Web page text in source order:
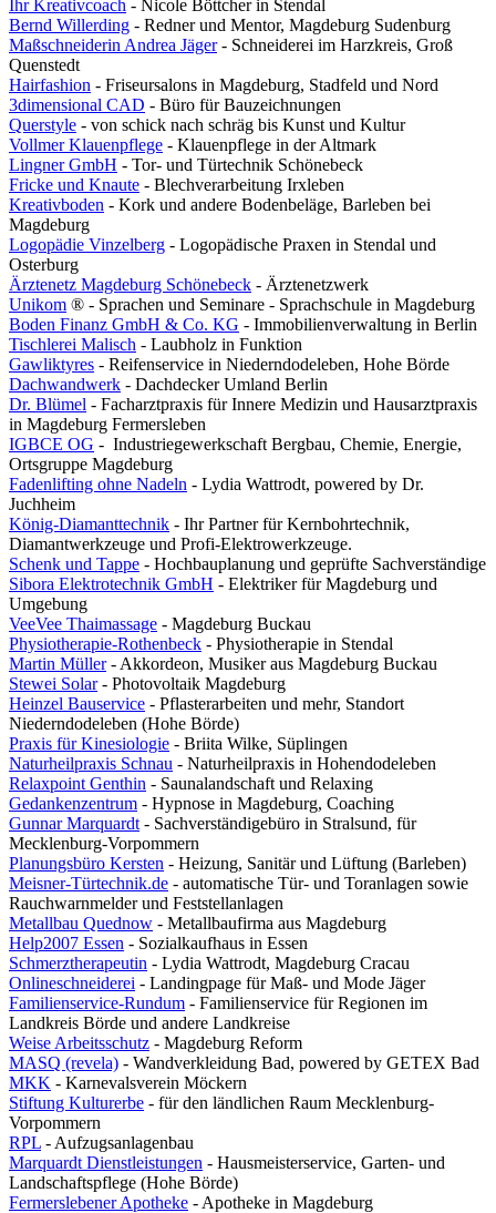
Ihr Kreativcoach - Nicole Böttcher in Stendal
Bernd Willerding - Redner und Mentor, Magdeburg Sudenburg
Maßschneiderin Andrea Jäger- Schneiderei im Harzkreis, Groß
Quenstedt
Hairfashion - Friseursalons in Magdeburg, Stadfeld und Nord
3dimensional CAD - Büro für Bauzeichnungen
Querstyle - von schick nach schräg bis Kunst und Kultur
Vollmer Klauenpflege - Klauenpflege in der Altmark
Lingner GmbH - Tor- und Türtechnik Schönebeck
Fricke und Knaute - Blechverarbeitung Irxleben
Kreativboden - Kork und andere Bodenbeläge, Barleben bei
Magdeburg
Logopädie Vinzelberg - Logopädische Praxen in Stendal und
Osterburg
Ärztenetz Magdeburg Schönebeck - Ärztenetzwerk
Unikom ® - Sprachen und Seminare - Sprachschule in Magdeburg
Boden Finanz GmbH & Co. KG - Immobilienverwaltung in Berlin
Tischlerei Malisch - Laubholz in Funktion
Gawliktyres - Reifenservice in Niederndodeleben, Hohe Börde
Dachwandwerk - Dachdecker Umland Berlin
Dr. Blümel - Facharztpraxis für Innere Medizin und Hausarztpraxis
in Magdeburg Fermersleben
IGBCE OG - Industriegewerkschaft Bergbau, Chemie, Energie,
Ortsgruppe Magdeburg
Fadenlifting ohne Nadeln - Lydia Wattrodt, powered by Dr.
Juchheim
König-Diamanttechnik - Ihr Partner für Kernbohrtechnik,
Diamantwerkzeuge und Profi-Elektrowerkzeuge.
Schenk und Tappe - Hochbauplanung und geprüfte Sachverständige
Sibora Elektrotechnik GmbH - Elektriker für Magdeburg und
Umgebung
VeeVee Thaimassage - Magdeburg Buckau
Physiotherapie-Rothenbeck - Physiotherapie in Stendal
Martin Müller- Akkordeon, Musiker aus Magdeburg Buckau
Stewei Solar- Photovoltaik Magdeburg
Heinzel Bauservice - Pflasterarbeiten und mehr, Standort
Niederndodeleben (Hohe Börde)
Praxis für Kinesiologie - Briita Wilke, Süplingen
Naturheilpraxis Schnau - Naturheilpraxis in Hohendodeleben
Relaxpoint Genthin - Saunalandschaft und Relaxing
Gedankenzentrum - Hypnose in Magdeburg, Coaching
Gunnar Marquardt - Sachverständigebüro in Stralsund, für
Mecklenburg-Vorpommern
Planungsbüro Kersten - Heizung, Sanitär und Lüftung (Barleben)
Meisner-Türtechnik.de - automatische Tür- und Toranlagen sowie
Rauchwarnmelder und Feststellanlagen
Metallbau Quednow - Metallbaufirma aus Magdeburg
Help2007 Essen - Sozialkaufhaus in Essen
Schmerztherapeutin - Lydia Wattrodt, Magdeburg Cracau
Onlineschneiderei - Landingpage für Maß- und Mode Jäger
Familienservice-Rundum - Familienservice für Regionen im
Landkreis Börde und andere Landkreise
Weise Arbeitsschutz - Magdeburg Reform
MASQ (revela) - Wandverkleidung Bad, powered by GETEX Bad
MKK - Karnevalsverein Möckern
Stiftung Kulturerbe - für den ländlichen Raum Mecklenburg-
Vorpommern
RPL - Aufzugsanlagenbau
Marquardt Dienstleistungen - Hausmeisterservice, Garten- und
Landschaftspflege (Hohe Börde)
Fermerslebener Apotheke - Apotheke in Magdeburg